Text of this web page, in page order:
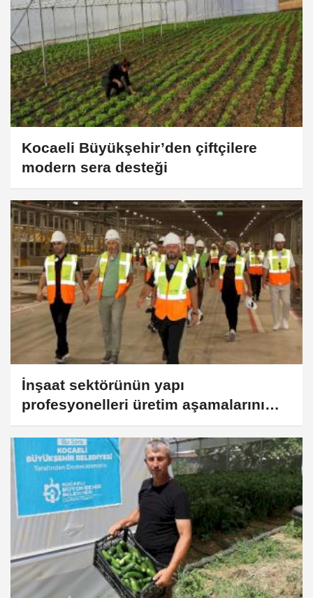
Kocaeli Büyükşehir’den çiftçilere
modern sera desteği
İnşaat sektörünün yapı
profesyonelleri üretim aşamalarını
yakından tanıdı